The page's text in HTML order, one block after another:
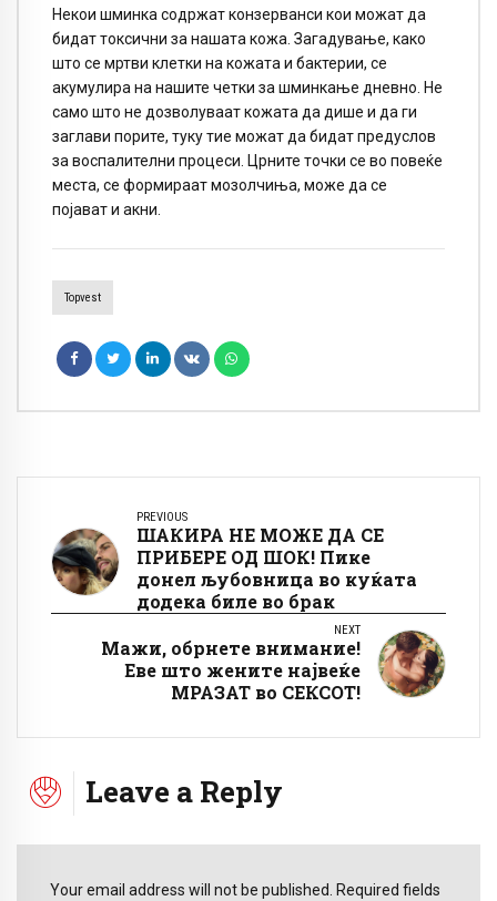
Некои шминка содржат конзерванси кои можат да
бидат токсични за нашата кожа. Загадување, како
што се мртви клетки на кожата и бактерии, се
акумулира на нашите четки за шминкање дневно. Не
само што не дозволуваат кожата да дише и да ги
заглави порите, туку тие можат да бидат предуслов
за воспалителни процеси. Црните точки се во повеќе
места, се формираат мозолчиња, може да се
појават и акни.
Topvest
PREVIOUS
ШАКИРА НЕ МОЖЕ ДА СЕ
ПРИБЕРЕ ОД ШОК! Пике
донел љубовница во куќата
додека биле во брак
NEXT
Мажи, обрнете внимание!
Еве што жените највеќе
МРАЗАТ во СЕКСОТ!
Leave a Reply
Your email address will not be published. Required fields